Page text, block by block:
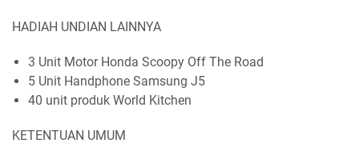
HADIAH UNDIAN LAINNYA
3 Unit Motor Honda Scoopy Off The Road
5 Unit Handphone Samsung J5
40 unit produk World Kitchen
KETENTUAN UMUM